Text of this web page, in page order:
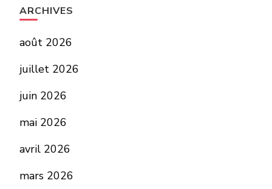
ARCHIVES
août 2026
juillet 2026
juin 2026
mai 2026
avril 2026
mars 2026